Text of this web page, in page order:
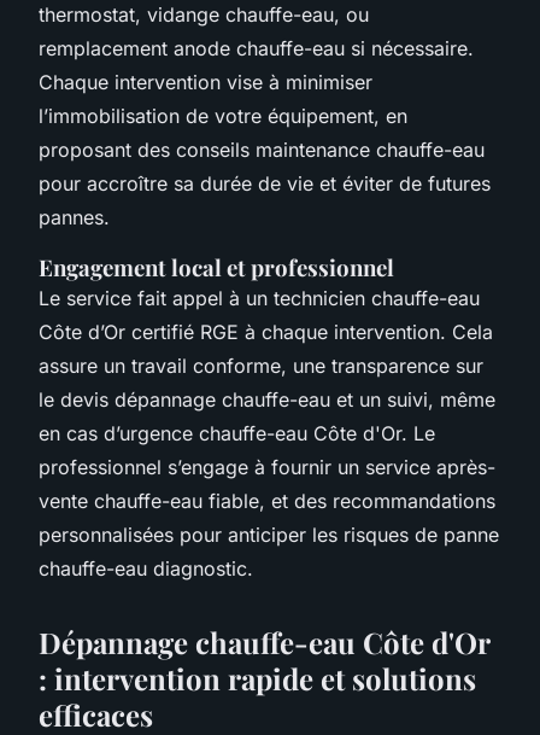
thermostat, vidange chauffe-eau, ou
remplacement anode chauffe-eau si nécessaire.
Chaque intervention vise à minimiser
l’immobilisation de votre équipement, en
proposant des conseils maintenance chauffe-eau
pour accroître sa durée de vie et éviter de futures
pannes.
Engagement local et professionnel
Le service fait appel à un technicien chauffe-eau
Côte d’Or certifié RGE à chaque intervention. Cela
assure un travail conforme, une transparence sur
le devis dépannage chauffe-eau et un suivi, même
en cas d’urgence chauffe-eau Côte d'Or. Le
professionnel s’engage à fournir un service après-
vente chauffe-eau fiable, et des recommandations
personnalisées pour anticiper les risques de panne
chauffe-eau diagnostic.
Dépannage chauffe-eau Côte d'Or
: intervention rapide et solutions
efficaces